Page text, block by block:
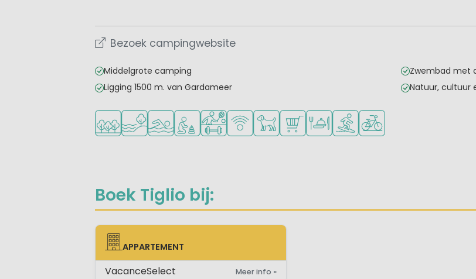
Bezoek campingwebsite
Middelgrote camping
Ligging 1500 m. van Gardameer
Zwembad met
Natuur, cultuur
Ligt in een bosrijke omgeving
Ligt bij het water
Openlucht zwembad
Aanbevolen voor jonge kinderen
Veel mogelijkheden om te sporten
WiFi beschikbaar
Huisdieren toegestaan
Campingwinkel/Supermarkt
Restaurant of pizzeria
Watersportfaciliteiten
Fietsverhuur
Boek Tiglio bij:
APPARTEMENT
APPARTEMENT
VacanceSelect Meer info »